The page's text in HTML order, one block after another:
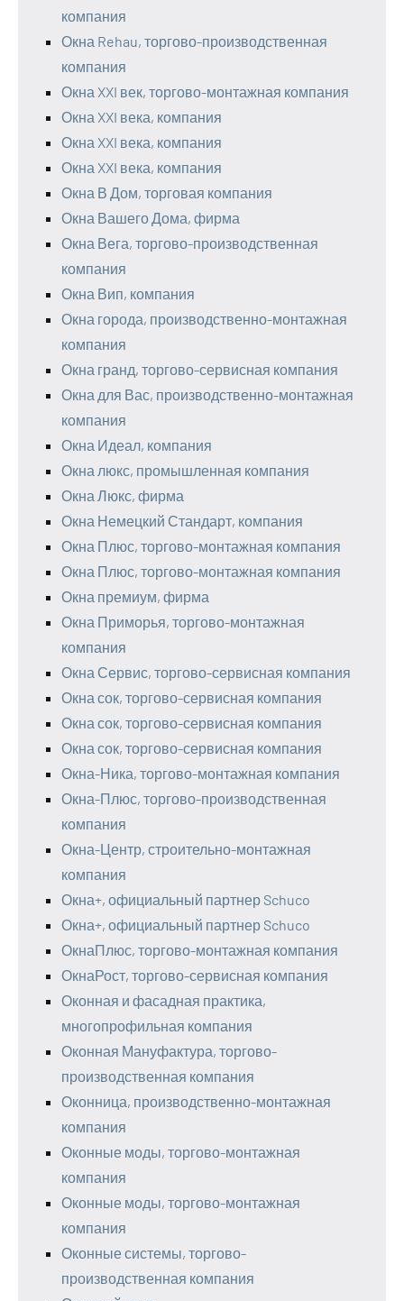
компания
Окна Rehau, торгово-производственная
компания
Окна XXI век, торгово-монтажная компания
Окна XXI века, компания
Окна XXI века, компания
Окна XXI века, компания
Окна В Дом, торговая компания
Окна Вашего Дома, фирма
Окна Вега, торгово-производственная
компания
Окна Вип, компания
Окна города, производственно-монтажная
компания
Окна гранд, торгово-сервисная компания
Окна для Вас, производственно-монтажная
компания
Окна Идеал, компания
Окна люкс, промышленная компания
Окна Люкс, фирма
Окна Немецкий Стандарт, компания
Окна Плюс, торгово-монтажная компания
Окна Плюс, торгово-монтажная компания
Окна премиум, фирма
Окна Приморья, торгово-монтажная
компания
Окна Сервис, торгово-сервисная компания
Окна сок, торгово-сервисная компания
Окна сок, торгово-сервисная компания
Окна сок, торгово-сервисная компания
Окна-Ника, торгово-монтажная компания
Окна-Плюс, торгово-производственная
компания
Окна-Центр, строительно-монтажная
компания
Окна+, официальный партнер Schuco
Окна+, официальный партнер Schuco
ОкнаПлюс, торгово-монтажная компания
ОкнаРост, торгово-сервисная компания
Оконная и фасадная практика,
многопрофильная компания
Оконная Мануфактура, торгово-
производственная компания
Оконница, производственно-монтажная
компания
Оконные моды, торгово-монтажная
компания
Оконные моды, торгово-монтажная
компания
Оконные системы, торгово-
производственная компания